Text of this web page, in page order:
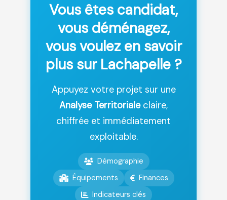
Vous êtes candidat,
vous déménagez,
vous voulez en savoir
plus sur Lachapelle ?
Appuyez votre projet sur une
Analyse Territorialeclaire,
chiffrée et immédiatement
exploitable.
Démographie
Équipements
Finances
Indicateurs clés